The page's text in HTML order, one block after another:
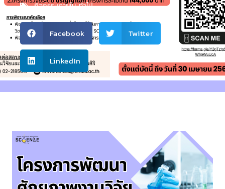
กิจกรรมภายใน,ทั่วไป
Facebook Twitter
LinkedIn